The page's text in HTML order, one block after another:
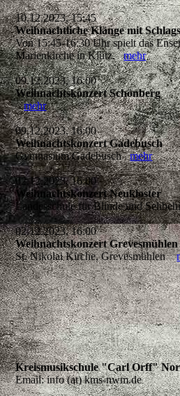
10.12.2023, 15:45
Weihnachtliche Klänge mit
Von 15:45-16:30 Uhr spielt das
Marienkirche in Klütz.mehr
09.12.2023, 16:00
Weihnachtskonzert Schönberg
mehr
09.12.2023, 16:00
Weihnachtskonzert Gadebusch
Gymnasium Gadebuschmehr
02.12.2023, 16:00
Weihnachtskonzert Neukloster
Landesschule für Blinde und
02.12.2023, 16:00
Weihnachtskonzert Grevesmühlen
St. Nikolai Kirche, Grevesmühlen
Kreismusikschule "Carl Orff"
Email: info (at) kms-nwm.de